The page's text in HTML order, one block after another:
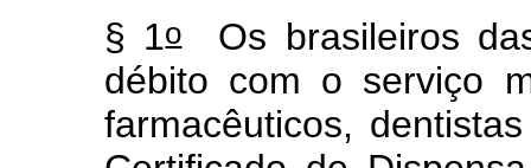
§ 1oOs brasileiros
débito com o serviço
farmacêuticos,